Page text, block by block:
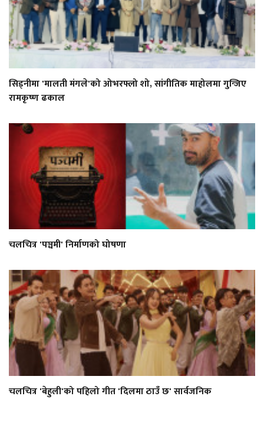
सिड्नीमा 'मालती मंगले'को ओभरफ्लो शो, सांगीतिक माहोलमा गुन्जिए
रामकृष्ण ढकाल
चलचित्र 'पञ्चमी' निर्माणको घोषणा
चलचित्र 'बेहुली'को पहिलो गीत 'दिलमा ठाउँ छ' सार्वजनिक